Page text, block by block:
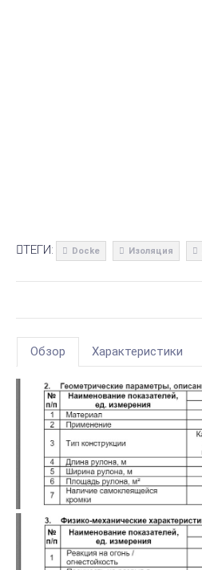
ТЕГИ: Docke Изоляция
Обзор Характеристики